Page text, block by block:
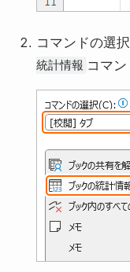
コマンドの選
統計情報 コマン